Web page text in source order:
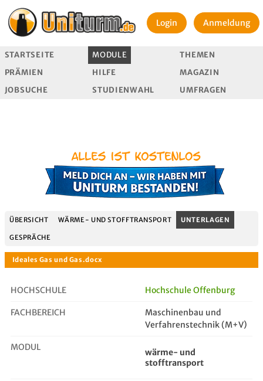
Login Anmeldung
STARTSEITE MODULE
THEMEN
PRÄMIEN
HILFE
MAGAZIN
JOBSUCHE
STUDIENWAHL UMFRAGEN
ÜBERSICHT WÄRME- UND STOFFTRANSPORT UNTERLAGEN
GESPRÄCHE
HOCHSCHULE Hochschule Offenburg
FACHBEREICH
Maschinenbau und
Verfahrenstechnik (M+V)
MODUL
wärme- und
stofftransport